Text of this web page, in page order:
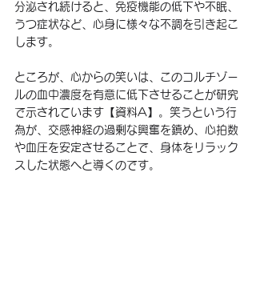
分泌され続けると、免疫機能の低下や不眠、
うつ症状など、心身に様々な不調を引き起こ
します。
ところが、心からの笑いは、このコルチゾー
ルの血中濃度を有意に低下させることが研究
で示されています【資料A】。笑うという行
為が、交感神経の過剰な興奮を鎮め、心拍数
や血圧を安定させることで、身体をリラック
スした状態へと導くのです。